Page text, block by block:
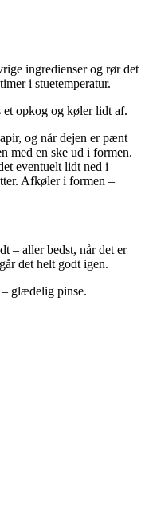
ingredienser og rør det
i stuetemperatur.
et opkog og køler lidt af.
og når dejen er pænt
med en ske ud i formen.
eventuelt lidt ned i
Afkøler i formen –
– aller bedst, når det er
det helt godt igen.
– glædelig pinse.